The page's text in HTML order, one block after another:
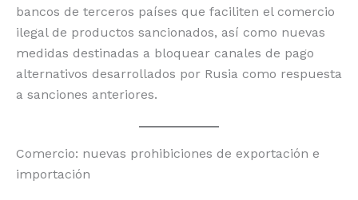
bancos de terceros países que faciliten el comercio
ilegal de productos sancionados, así como nuevas
medidas destinadas a bloquear canales de pago
alternativos desarrollados por Rusia como respuesta
a sanciones anteriores.
Comercio: nuevas prohibiciones de exportación e
importación